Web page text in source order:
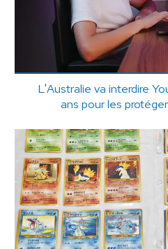
L'Australie va interdire
ans pour les